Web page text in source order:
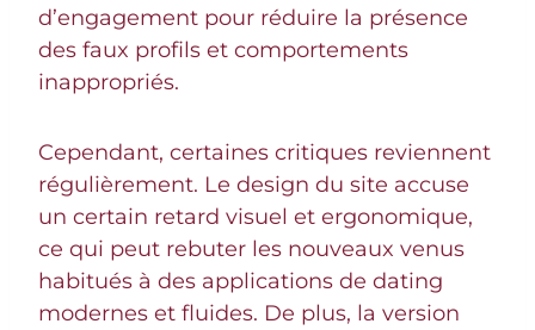
d’engagement pour réduire la présence
des faux profils et comportements
inappropriés.
Cependant, certaines critiques reviennent
régulièrement. Le design du site accuse
un certain retard visuel et ergonomique,
ce qui peut rebuter les nouveaux venus
habitués à des applications de dating
modernes et fluides. De plus, la version